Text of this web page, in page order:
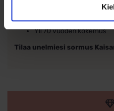
Tyylikäs ja moderni
Yli 70 vuoden kokemus
Tilaa unelmiesi sormus